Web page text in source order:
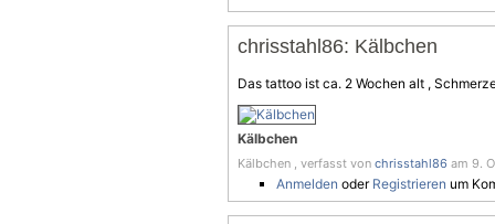
chrisstahl86: Kälbchen
Das tattoo ist ca. 2 Wochen alt ,
Kälbchen
Kälbchen , verfasst von chrisstahl86 am 9.
Anmelden oder Registrieren um